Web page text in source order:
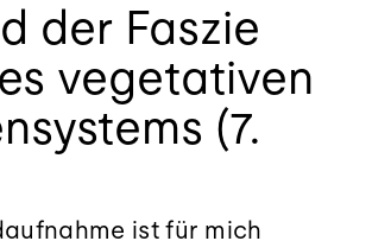
Massage
der Faszie
vegetativen
(7.
ist für mich